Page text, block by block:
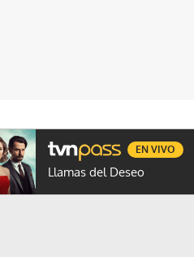
PROGRAMAS GENTE TVN
Llamas del Deseo
EN VIVO